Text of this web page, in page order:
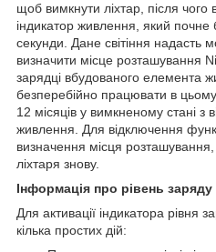
щоб вимкнути ліхтар, після чого
індикатор живлення, який
секунди. Дане світіння надасть
визначити місце розташування
зарядці вбудованого елемента
безперебійно працювати в
12 місяців у вимкненому стані з
живлення. Для відключення
визначення місця
ліхтаря знову.
Інформація про рівень заряду
Для активації індикатора рівня
кілька простих дій: